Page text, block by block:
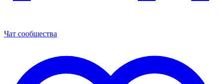
Чат сообщества